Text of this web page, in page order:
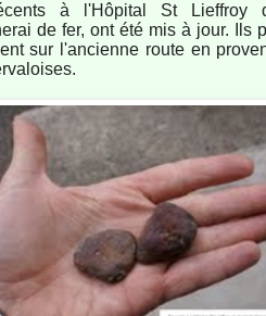
à l'Hôpital St Lieffroy
de fer, ont été mis à jour. Ils
sur l'ancienne route en